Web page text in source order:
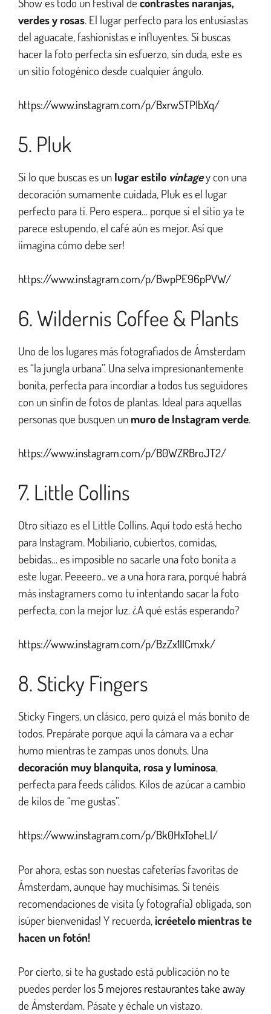
verdes y rosas. El lugar perfecto para los entusiastas
del aguacate, fashionistas e influyentes. Si buscas
hacer la foto perfecta sin esfuerzo, sin duda, este es
un sitio fotogénico desde cualquier ángulo.
https://www.instagram.com/p/BxrwSTPIbXq/
5. Pluk
Si lo que buscas es un lugar estilo vintagey con una
decoración sumamente cuidada, Pluk es el lugar
perfecto para ti. Pero espera… porque si el sitio ya te
parece estupendo, el café aún es mejor. Así que
¡imagina cómo debe ser!
https://www.instagram.com/p/BwpPE96pPVW/
6. Wildernis Coffee & Plants
Uno de los lugares más fotografiados de Ámsterdam
es “la jungla urbana”. Una selva impresionantemente
bonita, perfecta para incordiar a todos tus seguidores
con un sinfín de fotos de plantas. Ideal para aquellas
personas que busquen un muro de Instagram verde.
https://www.instagram.com/p/B0WZRBroJT2/
7. Little Collins
Otro sitiazo es el Little Collins. Aquí todo está hecho
para Instagram. Mobiliario, cubiertos, comidas,
bebidas… es imposible no sacarle una foto bonita a
este lugar. Peeeero.. ve a una hora rara, porqué habrá
más instagramers como tu intentando sacar la foto
perfecta, con la mejor luz. ¿A qué estás esperando?
https://www.instagram.com/p/BzZx1IICmxk/
8. Sticky Fingers
Sticky Fingers, un clásico, pero quizá el más bonito de
todos. Prepárate porque aquí la cámara va a echar
humo mientras te zampas unos donuts. Una
decoración muy blanquita, rosa y luminosa,
perfecta para feeds cálidos. Kilos de azúcar a cambio
de kilos de “me gustas”.
https://www.instagram.com/p/Bk0HxToheLl/
Por ahora, estas son nuestas cafeterías favoritas de
Ámsterdam, aunque hay muchísimas. Si tenéis
recomendaciones de visita (y fotografía) obligada, son
¡súper bienvenidas! Y recuerda,¡créetelo mientras te
hacen un fotón!
Por cierto, si te ha gustado está publicación no te
puedes perder los5 mejores restaurantes take away
de Ámsterdam. Pásate y échale un vistazo.